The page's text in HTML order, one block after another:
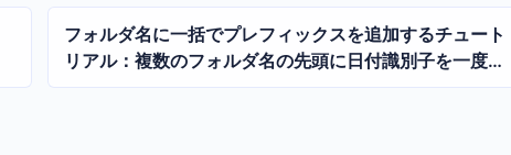
フォルダ名に一括でプレフィックスを追加するチュート
リアル：複数のフォルダ名の先頭に日付識別子を一度に
追加する方法